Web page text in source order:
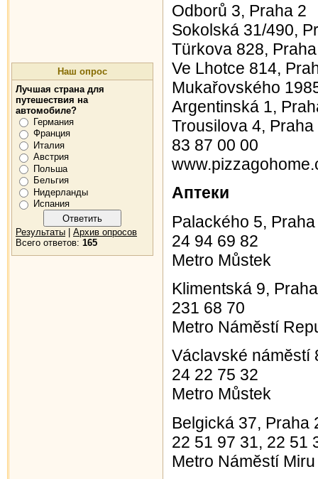
Наш опрос
Лучшая страна для
путешествия на
автомобиле?
Германия
Франция
Италия
Австрия
Польша
Бельгия
Нидерланды
Испания
Результаты
Архив опросов
Всего ответов: 165
Odborů 3, Praha 2
Sokolská 31/490,
Türkova 828,
Ve Lhotce 814,
Mukařovského
Argentinská 1,
Trousilova 4, Praha
83 87 00 00
Аптеки
Palackého 5,
24 94 69 82
Metro Můstek
Klimentská 9,
231 68 70
Metro Námĕstí
Václavské námĕstí
24 22 75 32
Metro Můstek
Belgická 37, Praha
22 51 97 31, 22 51
Metro Námĕstí Miru